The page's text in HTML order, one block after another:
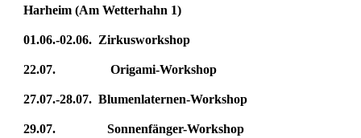
Harheim (Am Wetterhahn 1)
01.06.-02.06. Zirkusworkshop
22.07. Origami-Workshop
27.07.-28.07. Blumenlaternen-Workshop
29.07. Sonnenfänger-Workshop